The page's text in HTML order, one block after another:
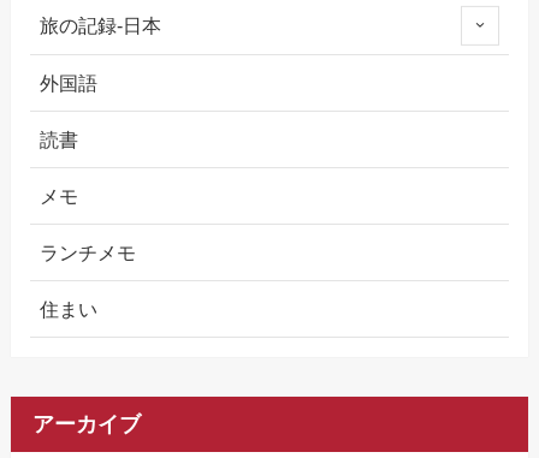
旅の記録-日本
外国語
読書
メモ
ランチメモ
住まい
アーカイブ